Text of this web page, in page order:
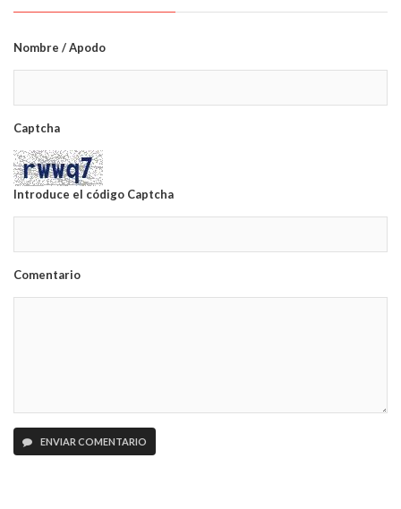
Nombre / Apodo
Captcha
Introduce el código Captcha
Comentario
ENVIAR COMENTARIO